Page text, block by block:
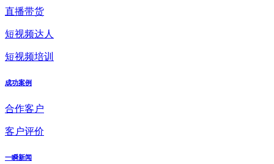
直播带货
短视频达人
短视频培训
成功案例
合作客户
客户评价
一瞬新闻